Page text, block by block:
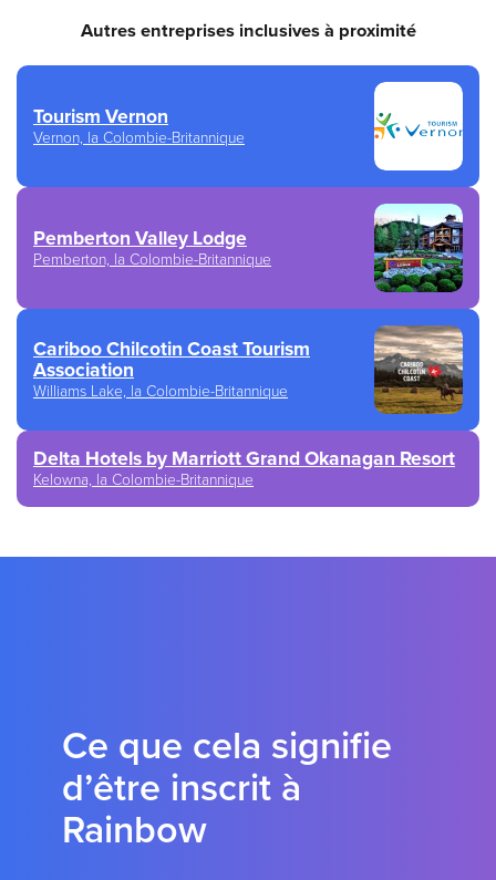
Autres entreprises inclusives à proximité
Tourism Vernon
Vernon, la Colombie-Britannique
Pemberton Valley Lodge
Pemberton, la Colombie-Britannique
Cariboo Chilcotin Coast Tourism
Association
Williams Lake, la Colombie-Britannique
Delta Hotels by Marriott Grand Okanagan Resort
Kelowna, la Colombie-Britannique
Ce que cela signifie
d’être inscrit à
Rainbow